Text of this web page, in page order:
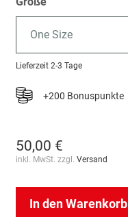
One Size
Lieferzeit 2-3 Tage
+200 Bonuspunkte
50,00 €
inkl. MwSt. zzgl. Versand
In den Warenkorb